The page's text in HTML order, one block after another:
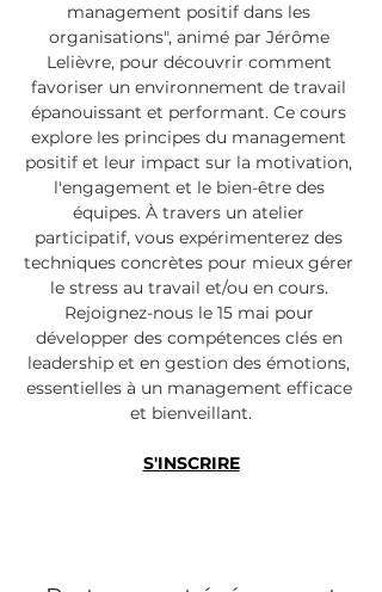
management positif dans les
organisations", animé par Jérôme
Lelièvre, pour découvrir comment
favoriser un environnement de travail
épanouissant et performant. Ce cours
explore les principes du management
positif et leur impact sur la motivation,
l'engagement et le bien-être des
équipes. À travers un atelier
participatif, vous expérimenterez des
techniques concrètes pour mieux gérer
le stress au travail et/ou en cours.
Rejoignez-nous le 15 mai pour
développer des compétences clés en
leadership et en gestion des émotions,
essentielles à un management efficace
et bienveillant.
S'INSCRIRE